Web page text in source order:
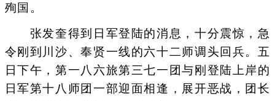
殉国。
张发奎得到日军登陆的消息，十分震惊，急
令刚到川沙、奉贤一线的六十二师调头回兵。五
日下午，第一八六旅第三七一团与刚登陆上岸的
日军第十八师团一部迎面相逢，展开恶战，团长